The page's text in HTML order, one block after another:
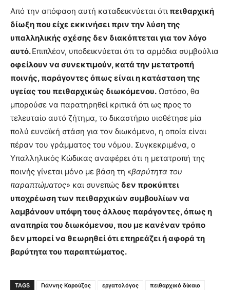
Από την απόφαση αυτή καταδεικνύεται ότι πειθαρχική
δίωξη που είχε εκκινήσει πριν την λύση της
υπαλληλικής σχέσης δεν διακόπτεται για τον λόγο
αυτό.Επιπλέον, υποδεικνύεται ότι τα αρμόδια συμβούλια
οφείλουν να συνεκτιμούν, κατά την μετατροπή
ποινής, παράγοντες όπως είναι η κατάσταση της
υγείας του πειθαρχικώς διωκόμενου. Ωστόσο, θα
μπορούσε να παρατηρηθεί κριτικά ότι ως προς το
τελευταίο αυτό ζήτημα, το δικαστήριο υιοθέτησε μία
πολύ ευνοϊκή στάση για τον διωκόμενο, η οποία είναι
πέραν του γράμματος του νόμου. Συγκεκριμένα, ο
Υπαλληλικός Κώδικας αναφέρει ότι η μετατροπή της
ποινής γίνεται μόνο με βάση τη «βαρύτητα του
παραπτώματος» και συνεπώς δεν προκύπτει
υποχρέωση των πειθαρχικών συμβουλίων να
λαμβάνουν υπόψη τους άλλους παράγοντες, όπως η
αναπηρία του διωκόμενου, που με κανέναν τρόπο
δεν μπορεί να θεωρηθεί ότι επηρεάζει ή αφορά τη
βαρύτητα του παραπτώματος.
TAGS Γιάννης Καρούζος εργατολόγος πειθαρχικό δίκαιο